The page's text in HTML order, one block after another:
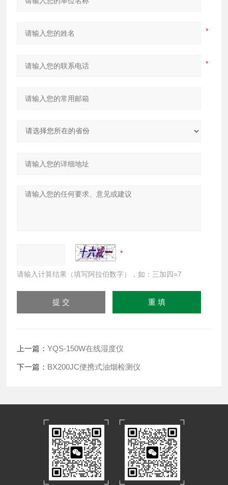
请输入计算结果（填写阿拉伯数字），如：三加四=7
上一篇：YQS-150W在线湿度仪
下一篇： BX200JC便携式油烟检测仪